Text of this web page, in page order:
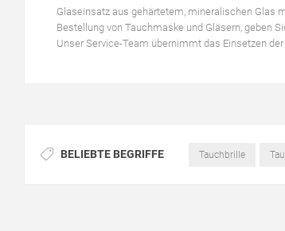
Glaseinsatz aus gehärtetem, mineralischen Glas
Bestellung von Tauchmaske und Gläsern, geben
Unser Service-Team übernimmt das Einsetzen der
BELIEBTE BEGRIFFE Tauchbrille